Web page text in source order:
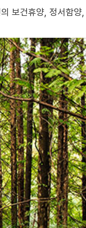
보건휴양, 정서함양